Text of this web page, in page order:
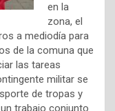
en la
zona, el
a mediodía para
de la comuna que
las tareas
militar se
de tropas y
trabajo conjunto